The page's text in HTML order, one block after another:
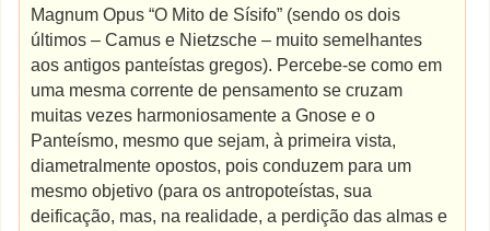
Magnum Opus “O Mito de Sísifo” (sendo os dois
últimos – Camus e Nietzsche – muito semelhantes
aos antigos panteístas gregos). Percebe-se como em
uma mesma corrente de pensamento se cruzam
muitas vezes harmoniosamente a Gnose e o
Panteísmo, mesmo que sejam, à primeira vista,
diametralmente opostos, pois conduzem para um
mesmo objetivo (para os antropoteístas, sua
deificação, mas, na realidade, a perdição das almas e